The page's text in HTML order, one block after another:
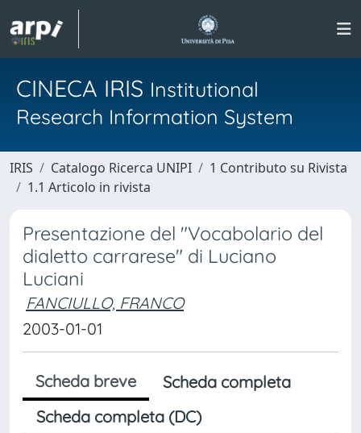
CINECA IRIS Institutional
Research Information System
IRIS Catalogo Ricerca UNIPI
1 Contributo su Rivista
1.1 Articolo in rivista
Presentazione del "Vocabolario del
dialetto carrarese" di Luciano
Luciani
FANCIULLO, FRANCO
2003-01-01
Scheda breve
Scheda completa
Scheda completa (DC)